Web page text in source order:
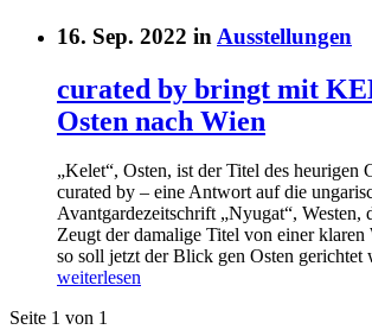
16. Sep. 2022 in Ausstellungen
curated by bringt mit
Osten nach Wien
„Kelet“, Osten, ist der Titel des heurigen
curated by – eine Antwort auf die
Avantgardezeitschrift „Nyugat“, Westen,
Zeugt der damalige Titel von einer klaren
so soll jetzt der Blick gen Osten
weiterlesen
Seite 1 von 1